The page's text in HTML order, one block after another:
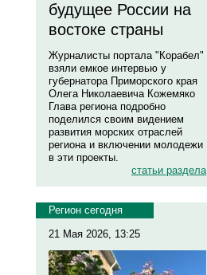
будущее России на
востоке страны
Журналисты портала "Корабел"
взяли емкое интервью у
губернатора Приморского края
Олега Николаевича Кожемяко
Глава региона подробно
поделился своим видением
развития морских отраслей
региона и включении молодежи
в эти проекты.
статьи раздела
Регион сегодня
21 Мая 2026, 13:25